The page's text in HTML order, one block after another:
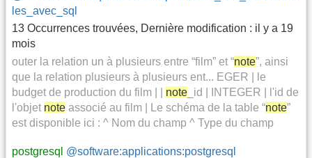
les_avec_sql
13 Occurrences trouvées, Dernière modification : il y a 19
mois
outer la relation un à plusieurs entre “film” et “note”, ainsi
que la relation plusieurs à plusieurs ent... EGER | le
budget de production du film | | note _id | INTEGER | l'id de
l'objet note associé au film | Le schéma de la table “note”
est disponible ici : ^ Nom du champ ^ Type du champ
postgresql @software:applications:postgresql